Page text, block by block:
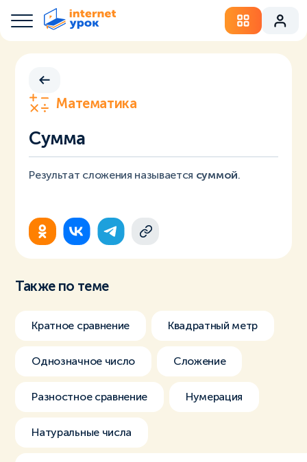
Математика
Сумма
Результат сложения называется суммой.
Также по теме
Кратное сравнение Квадратный метр
Однозначное число Сложение
Разностное сравнение Нумерация
Натуральные числа